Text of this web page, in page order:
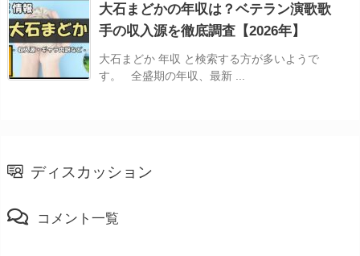
大石まどかの年収は？ベテラン演歌歌
手の収入源を徹底調査【2026年】
大石まどか 年収 と検索する方が多いようで
す。 全盛期の年収、最新 ...
ディスカッション
コメント一覧